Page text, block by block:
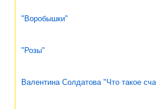
"Воробышки"
"Розы"
Валентина Солдатова "Что такое